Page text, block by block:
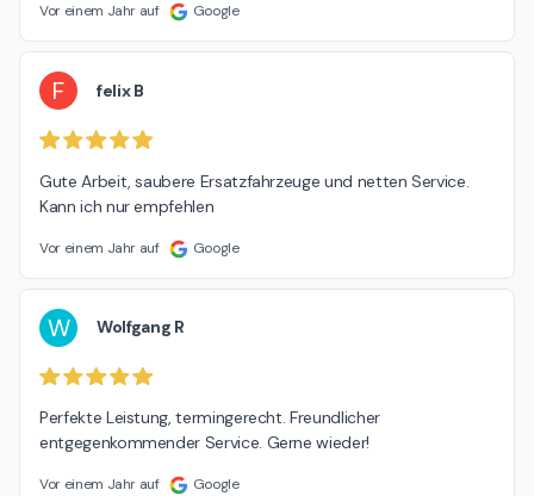
Vor einem Jahr auf Google
F felix B
Gute Arbeit, saubere Ersatzfahrzeuge und netten Service.
Kann ich nur empfehlen
Vor einem Jahr auf Google
W Wolfgang R
Perfekte Leistung, termingerecht. Freundlicher
entgegenkommender Service. Gerne wieder!
Vor einem Jahr auf Google